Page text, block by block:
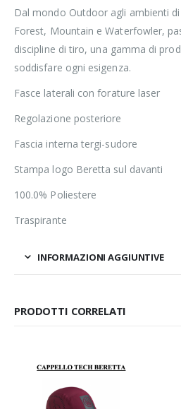
Dal mondo Outdoor agli ambienti
Forest, Mountain e Waterfowler,
discipline di tiro, una gamma di
soddisfare ogni esigenza.
Fasce laterali con forature laser
Regolazione posteriore
Fascia interna tergi-sudore
Stampa logo Beretta sul davanti
100.0% Poliestere
Traspirante
INFORMAZIONI AGGIUNTIVE
PRODOTTI CORRELATI